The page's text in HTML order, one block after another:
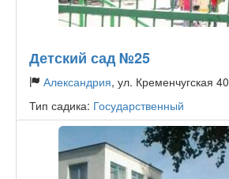
Детский сад №25
Александрия, ул. Кременчугская 40
Тип садика: Государственный